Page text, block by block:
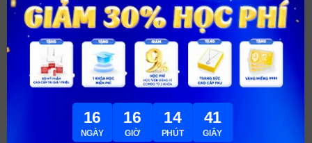
16
NGÀY
16
GIỜ
14
PHÚT
40
GIÂY